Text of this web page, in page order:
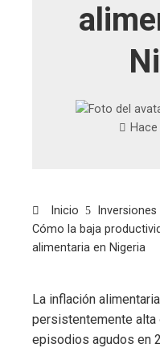
Inicio
Cómo la baja
alimentaria en Nigeria
La inflación
persistentemente alta
episodios agudos en